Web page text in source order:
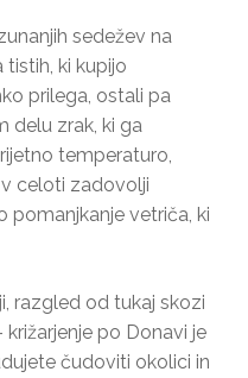
sedežev na
tistih, ki kupijo
prilega, ostali pa
delu zrak, ki ga
temperaturo,
celoti zadovolji
pomanjkanje vetriča, ki
razgled od tukaj skozi
po Donavi je
čudoviti okolici in